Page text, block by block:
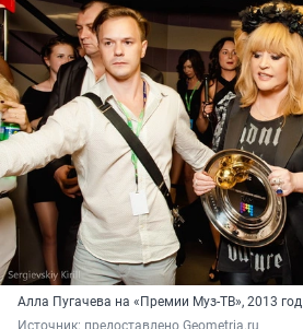
Алла Пугачева на «Премии Муз-ТВ», 2013 год